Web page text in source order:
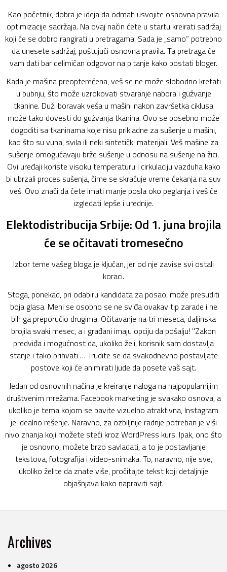
Kao početnik, dobra je ideja da odmah usvojite osnovna pravila
optimizacije sadržaja. Na ovaj način ćete u startu kreirati sadržaj
koji će se dobro rangirati u pretragama. Sada je „samo” potrebno
da unesete sadržaj, poštujući osnovna pravila. Ta pretraga će
vam dati bar delimičan odgovor na pitanje kako postati bloger.
Kada je mašina preopterećena, veš se ne može slobodno kretati
u bubnju, što može uzrokovati stvaranje nabora i gužvanje
tkanine. Duži boravak veša u mašini nakon završetka ciklusa
može tako dovesti do gužvanja tkanina. Ovo se posebno može
dogoditi sa tkaninama koje nisu prikladne za sušenje u mašini,
kao što su vuna, svila ili neki sintetički materijali. Veš mašine za
sušenje omogućavaju brže sušenje u odnosu na sušenje na žici.
Ovi uređaji koriste visoku temperaturu i cirkulaciju vazduha kako
bi ubrzali proces sušenja, čime se skraćuje vreme čekanja na suv
veš. Ovo znači da ćete imati manje posla oko peglanja i veš će
izgledati lepše i urednije.
Elektodistribucija Srbije: Od 1. juna brojila
će se očitavati tromesečno
Izbor teme vašeg bloga je ključan, jer od nje zavise svi ostali
koraci.
Stoga, ponekad, pri odabiru kandidata za posao, može presuditi
boja glasa. Meni se osobno se ne sviđa ovakav tip zarade i ne
bih ga preporučio drugima. Očitavanje na tri meseca, daljinska
brojila svaki mesec, a i građani imaju opciju da pošalju! "Zakon
predviđa i mogućnost da, ukoliko želi, korisnik sam dostavlja
stanje i tako prihvati … Trudite se da svakodnevno postavljate
postove koji će animirati ljude da posete vaš sajt.
Jedan od osnovnih načina je kreiranje naloga na najpopularnijim
društvenim mrežama. Facebook marketing je svakako osnova, a
ukoliko je tema kojom se bavite vizuelno atraktivna, Instagram
je idealno rešenje. Naravno, za ozbiljnije radnje potreban je viši
nivo znanja koji možete steći kroz WordPress kurs. Ipak, ono što
je osnovno, možete brzo savladati, a to je postavljanje
tekstova, fotografija i video-snimaka. To, naravno, nije sve,
ukoliko želite da znate više, pročitajte tekst koji detaljnije
objašnjava kako napraviti sajt.
Archives
agosto 2026